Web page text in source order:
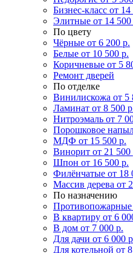
Бизнес-класс от 14
Элитные от 14 500
По цвету
Чёрные от 6 200 р.
Белые от 10 500 р.
Коричневые от 5
Ремонт дверей
По отделке
Винилискожа от 5
Ламинат от 8 500
Нитроэмаль от 7
Порошковое
МДФ от 15 500 р.
Винорит от 21 500
Шпон от 16 500 р.
Филёнчатые от 18
Массив дерева от
По назначению
Противопожарные
В квартиру от 6
В дом от 7 000 р.
Для дачи от 6 000
Для котельной от